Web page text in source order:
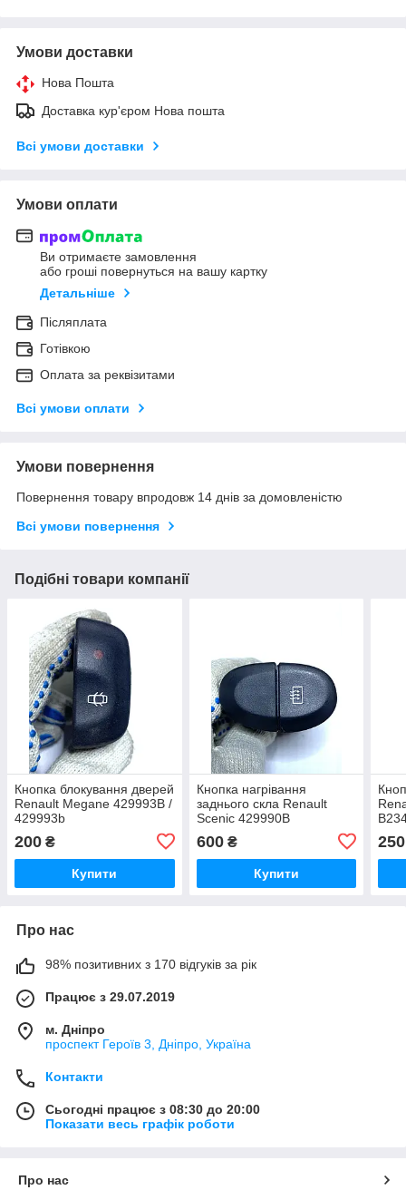
Умови доставки
Нова Пошта
Доставка кур'єром Нова пошта
Всі умови доставки
Умови оплати
Ви отримаєте замовлення
або гроші повернуться на вашу картку
Детальніше
Післяплата
Готівкою
Оплата за реквізитами
Всі умови оплати
Умови повернення
Повернення товару впродовж 14 днів за домовленістю
Всі умови повернення
Подібні товари компанії
Кнопка блокування дверей
Renault Megane 429993B /
429993b
200 ₴
Купити
Кнопка нагрівання
заднього скла Renault
Scenic 429990B
600₴
Купити
250
Про нас
98% позитивних з 170 відгуків за рік
Працює з 29.07.2019
м. Дніпро
проспект Героїв 3, Дніпро, Україна
Контакти
Сьогодні працює з 08:30 до 20:00
Показати весь графік роботи
Про нас